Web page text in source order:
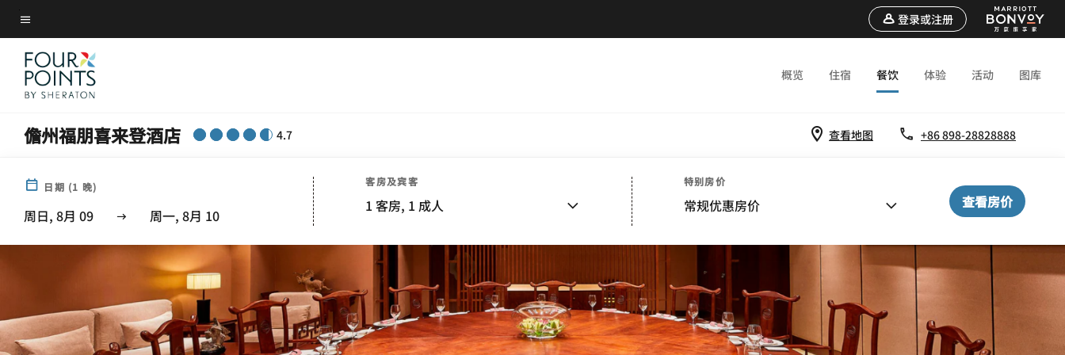
Skip
to
main
content
菜单文本
登录或注册
概览 住宿 餐饮 体验 活动 图库
儋州福朋喜来登酒店 4.7 查看地图 +86 898-28828888
日期 (1 晚)
周日, 8月 09 周一, 8月 10
客房及宾客
1 客房, 1 成人
特别房价
常规优惠房价 查看房价